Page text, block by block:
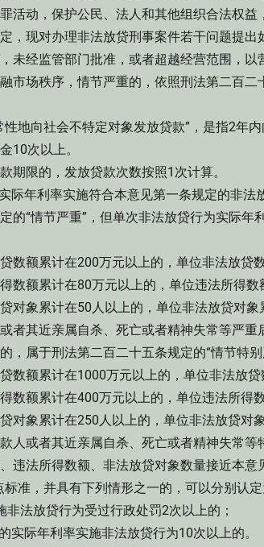
活动，保护公民、法人和其他组织合法权
，现对办理非法放贷刑事案件若干问题提出
经监管部门批准，或者超越经营范围，以
市场秩序，情节严重的，依照刑法第二百
向社会不特定对象发放贷款”，是指2年内
10次以上。
限的，发放贷款次数按照1次计算。
年利率实施符合本意见第一条规定的非法
的“情节严重”，但单次非法放贷行为实际年
额累计在200万元以上的，单位非法放贷数
额累计在80万元以上的，单位违法所得数
象累计在50人以上的，单位非法放贷对象
其近亲属自杀、死亡或者精神失常等严重
属于刑法第二百二十五条规定的“情节特别
额累计在1000万元以上的，单位非法放贷
额累计在400万元以上的，单位违法所得数
象累计在250人以上的，单位非法放贷对象
或者其近亲属自杀、死亡或者精神失常等
法所得数额、非法放贷对象数量接近本意
准，并具有下列情形之一的，可以分别认定
法放贷行为受过行政处罚2次以上的；
际年利率实施非法放贷行为10次以上的。